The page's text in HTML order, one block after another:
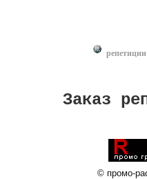
репетиции
Заказ
© промо-